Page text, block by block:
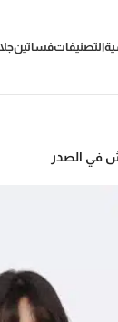
التصنيفاتفساتين
في الصدر